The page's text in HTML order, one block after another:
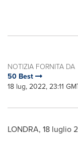
NOTIZIA FORNITA DA
50 Best
18 lug, 2022, 23:11
LONDRA, 18 luglio